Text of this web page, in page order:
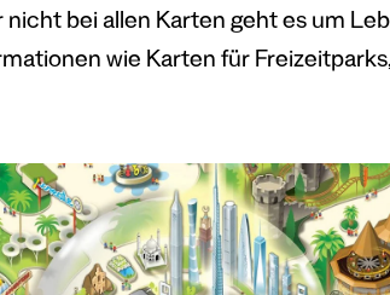
bei allen Karten geht es um
wie Karten für